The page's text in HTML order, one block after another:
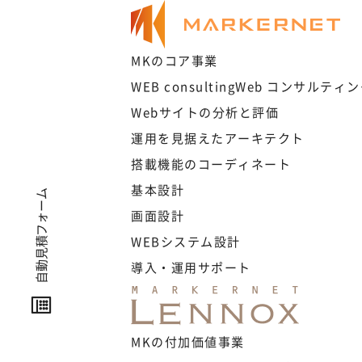
MKのコア事業
WEB consultingWeb コンサルティ
Webサイトの分析と評価
運用を見据えたアーキテクト
搭載機能のコーディネート
基本設計
画面設計
WEBシステム設計
導入・運用サポート
MKの付加価値事業
自動見積フォーム
自動見積フォーム